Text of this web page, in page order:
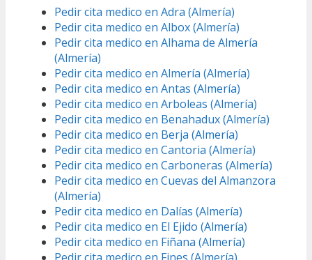
Pedir cita medico en Adra (Almería)
Pedir cita medico en Albox (Almería)
Pedir cita medico en Alhama de Almería
(Almería)
Pedir cita medico en Almería (Almería)
Pedir cita medico en Antas (Almería)
Pedir cita medico en Arboleas (Almería)
Pedir cita medico en Benahadux (Almería)
Pedir cita medico en Berja (Almería)
Pedir cita medico en Cantoria (Almería)
Pedir cita medico en Carboneras (Almería)
Pedir cita medico en Cuevas del Almanzora
(Almería)
Pedir cita medico en Dalías (Almería)
Pedir cita medico en El Ejido (Almería)
Pedir cita medico en Fiñana (Almería)